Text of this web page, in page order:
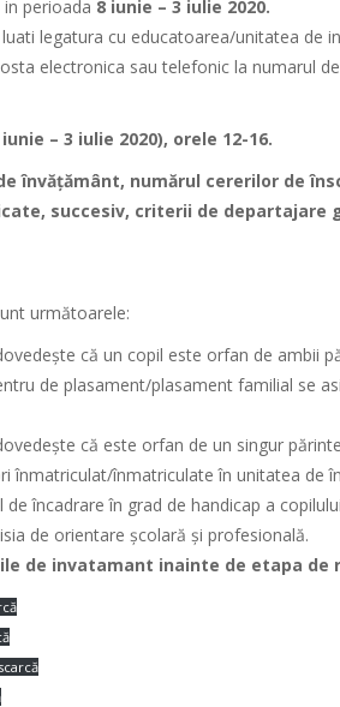
in perioada 8 iunie – 3 iulie 2020.
legatura cu educatoarea/unitatea de
electronica sau telefonic la numarul
– 3 iulie 2020), orele 12-16.
învăţământ, numărul cererilor de
succesiv, criterii de departajare
următoarele:
că un copil este orfan de ambii
de plasament/plasament familial se
că este orfan de un singur
înmatriculat/înmatriculate în unitatea de
încadrare în grad de handicap a
de orientare școlară și profesională.
de invatamant inainte de etapa de